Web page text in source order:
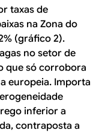
taxas de
na Zona do
(gráfico 2).
no setor de
que só corrobora
europeia. Importa
inferior a
contraposta a